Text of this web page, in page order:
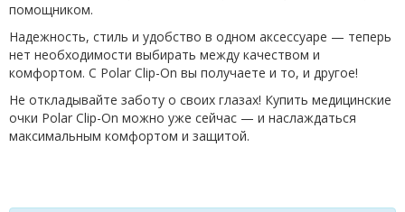
помощником.
Надежность, стиль и удобство в одном аксессуаре — теперь
нет необходимости выбирать между качеством и
комфортом. С Polar Clip-On вы получаете и то, и другое!
Не откладывайте заботу о своих глазах! Купить медицинские
очки Polar Clip-On можно уже сейчас — и наслаждаться
максимальным комфортом и защитой.